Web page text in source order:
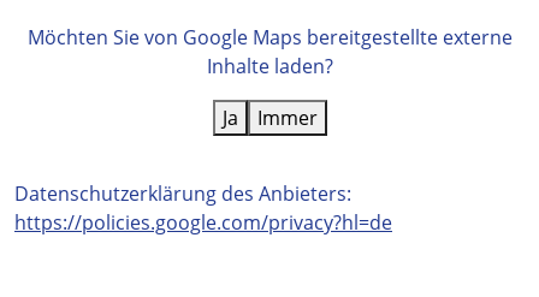
Möchten Sie von Google Maps bereitgestellte externe
Inhalte laden?
Ja
Immer
Datenschutzerklärung des Anbieters:
https://policies.google.com/privacy?hl=de